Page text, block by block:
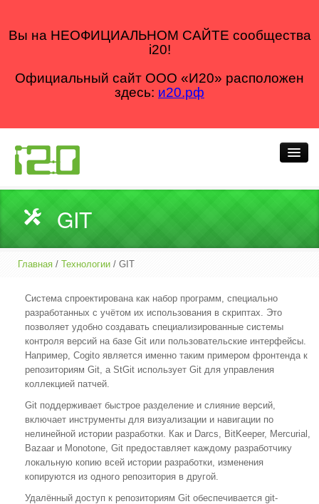
Вы на НЕОФИЦИАЛЬНОМ САЙТЕ сообщества
i20!
Официальный сайт ООО «И20» расположен
здесь: и20.рф
Что делаем
Как делаем
Блог
GIT
Главная / Технологии / GIT
Система спроектирована как набор программ, специально
разработанных с учётом их использования в скриптах. Это
позволяет удобно создавать специализированные системы
контроля версий на базе Git или пользовательские интерфейсы.
Например, Cogito является именно таким примером фронтенда к
репозиториям Git, а StGit использует Git для управления
коллекцией патчей.
Git поддерживает быстрое разделение и слияние версий,
включает инструменты для визуализации и навигации по
нелинейной истории разработки. Как и Darcs, BitKeeper, Mercurial,
Bazaar и Monotone, Git предоставляет каждому разработчику
локальную копию всей истории разработки, изменения
копируются из одного репозитория в другой.
Удалённый доступ к репозиториям Git обеспечивается git-